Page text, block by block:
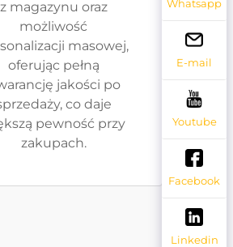
z magazynu oraz
możliwość
masowej,
oferując pełną
jakości po
co daje
pewność przy
zakupach.
Whatsapp
E-mail
Youtube
Facebook
Linkedin